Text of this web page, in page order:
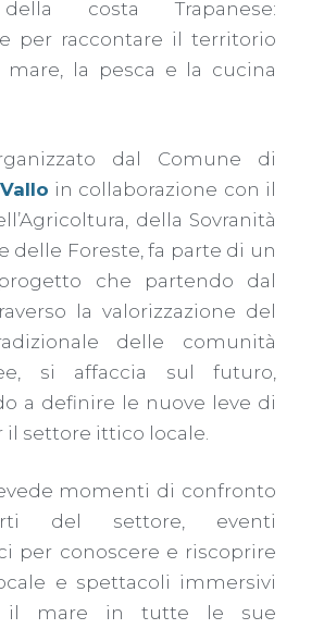
costa Trapanese:
per raccontare il territorio
mare, la pesca e la cucina
dal Comune di
in collaborazione con il
della Sovranità
delle Foreste, fa parte di un
che partendo dal
la valorizzazione del
delle comunità
si affaccia sul futuro,
a definire le nuove leve di
il settore ittico locale.
momenti di confronto
del settore, eventi
per conoscere e riscoprire
e spettacoli immersivi
il mare in tutte le sue